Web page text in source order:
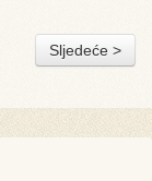
Sljedeće >